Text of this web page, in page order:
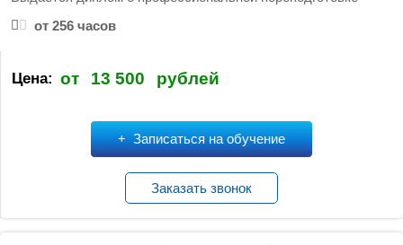
от 256 часов
Цена: от 13 500 рублей
Записаться на обучение
Заказать звонок